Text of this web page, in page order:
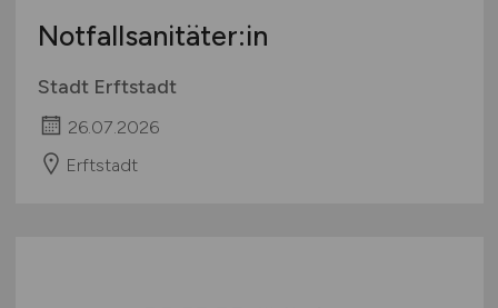
Notfallsanitäter:in
Stadt Erftstadt
26.07.2026
Erftstadt